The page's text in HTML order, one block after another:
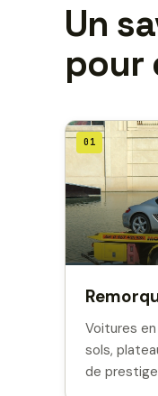
Un
pour
01
Voitures
sols,
de